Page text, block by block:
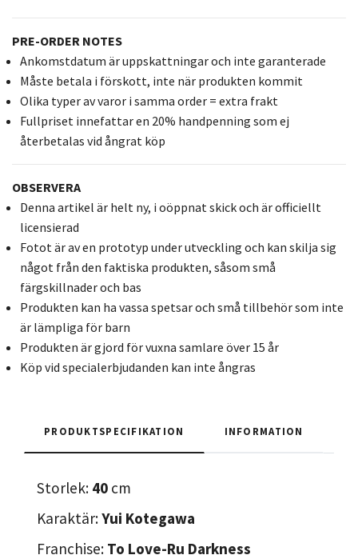
PRE-ORDER NOTES
Ankomstdatum är uppskattningar och inte garanterade
Måste betala i förskott, inte när produkten kommit
Olika typer av varor i samma order = extra frakt
Fullpriset innefattar en 20% handpenning som ej
återbetalas vid ångrat köp
OBSERVERA
Denna artikel är helt ny, i oöppnat skick och är officiellt
licensierad
Fotot är av en prototyp under utveckling och kan skilja sig
något från den faktiska produkten, såsom små
färgskillnader och bas
Produkten kan ha vassa spetsar och små tillbehör som inte
är lämpliga för barn
Produkten är gjord för vuxna samlare över 15 år
Köp vid specialerbjudanden kan inte ångras
PRODUKTSPECIFIKATION INFORMATION
Storlek: 40 cm
Karaktär:Yui Kotegawa
Franchise: To Love-Ru Darkness